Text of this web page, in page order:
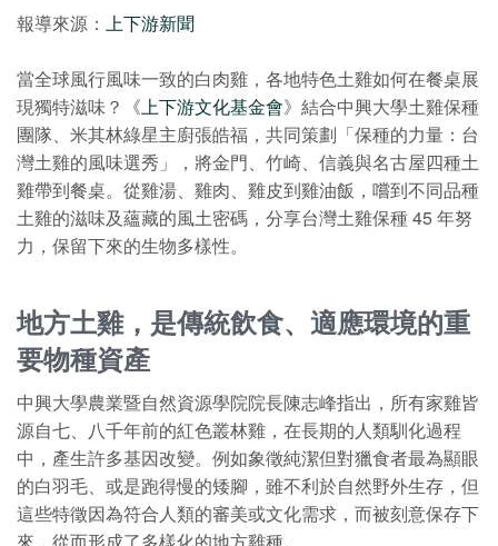
報導來源： 上下游新聞
當全球風行風味一致的白肉雞，各地特色土雞如何在餐桌展
現獨特滋味？《上下游文化基金會》結合中興大學土雞保種
團隊、米其林綠星主廚張皓福，共同策劃「保種的力量：台
灣土雞的風味選秀」，將金門、竹崎、信義與名古屋四種土
雞帶到餐桌。從雞湯、雞肉、雞皮到雞油飯，嚐到不同品種
土雞的滋味及蘊藏的風土密碼，分享台灣土雞保種 45 年努
力，保留下來的生物多樣性。
地方土雞，是傳統飲食、適應環境的重
要物種資產
中興大學農業暨自然資源學院院長陳志峰指出，所有家雞皆
源自七、八千年前的紅色叢林雞，在長期的人類馴化過程
中，產生許多基因改變。例如象徵純潔但對獵食者最為顯眼
的白羽毛、或是跑得慢的矮腳，雖不利於自然野外生存，但
這些特徵因為符合人類的審美或文化需求，而被刻意保存下
來，從而形成了多樣化的地方雞種。